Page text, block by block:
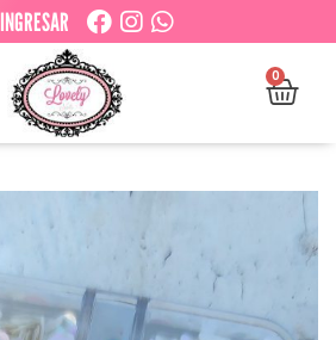
INGRESAR
0